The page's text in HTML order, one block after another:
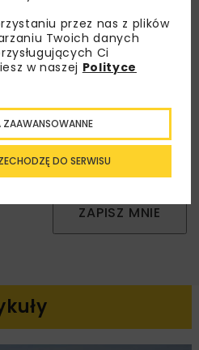
branżowe,
atrakcyjne oferty i
Prywatności
zgodę na otrzymywanie na
e-mail korespondencji
ZAPISZ MNIE
przez nas z plików
Twoich danych
Ci
w naszej Polityce
DO SERWISU
ZAAWANSOWANNE